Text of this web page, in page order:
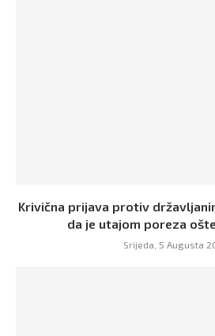
Krivična prijava protiv
da je utajom poreza
Srijeda, 5 Augusta